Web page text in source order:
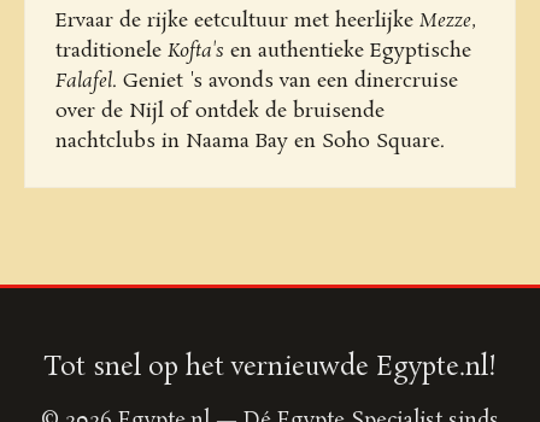
Ervaar de rijke eetcultuur met heerlijke Mezze,
traditionele Kofta's en authentieke Egyptische
Falafel. Geniet 's avonds van een dinercruise
over de Nijl of ontdek de bruisende
nachtclubs in Naama Bay en Soho Square.
Tot snel op het vernieuwde Egypte.nl!